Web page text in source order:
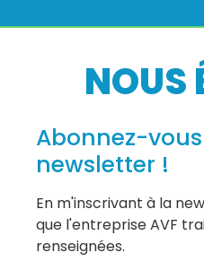
NOUS
Abonnez-
newsletter !
En m'inscrivant à la
que l'entreprise AVF
renseignées.